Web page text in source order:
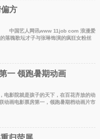
方
国艺人网讯www 11job com 浪漫爱
落魄歌坛才子与张琳饰演的疯狂女粉丝
《三只小猪与神灯》票房两周蝉联第一 领跑暑期动画
动画电影票房第一，领跑暑期档动画片市